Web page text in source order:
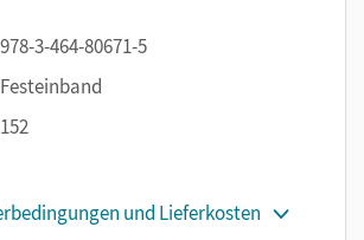
im Blick:
und Lobaufklebern
das Thema Medienkompetenz heran
978-3-464-80671-5
Festeinband
152
und Lieferkosten